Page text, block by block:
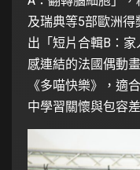
及瑞典等5部歐洲
出「短片合輯B：
感連結的法國偶動
《多喵快樂》，適
中學習關懷與包容